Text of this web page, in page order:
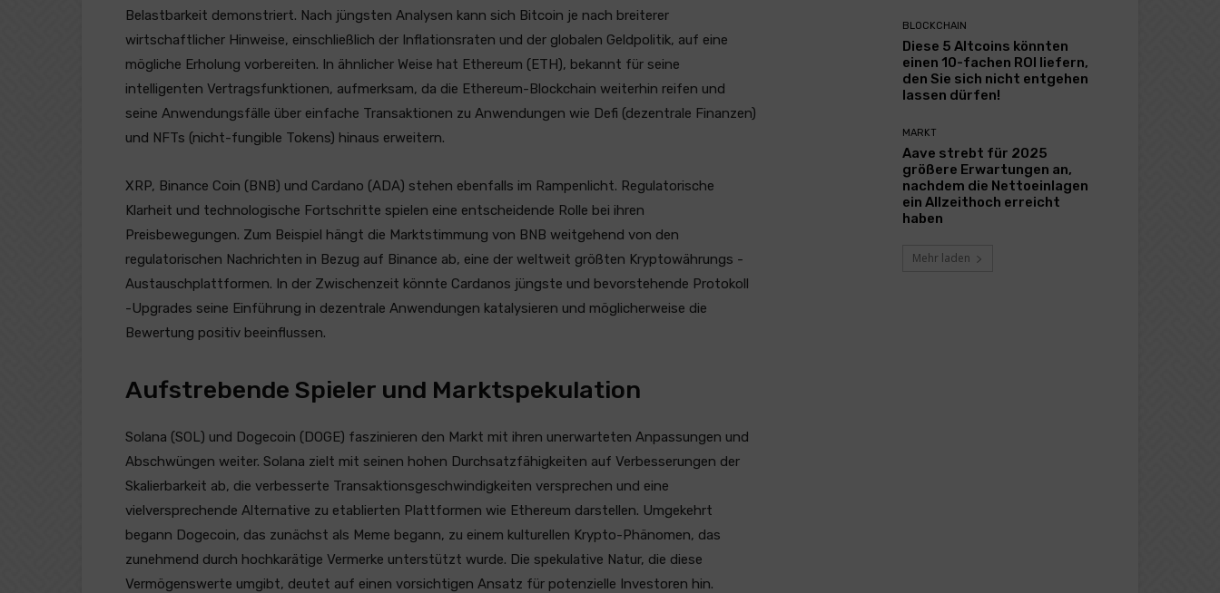
Belastbarkeit demonstriert. Nach jüngsten Analysen kann sich Bitcoin je nach breiterer
wirtschaftlicher Hinweise, einschließlich der Inflationsraten und der globalen Geldpolitik, auf eine
mögliche Erholung vorbereiten. In ähnlicher Weise hat Ethereum (ETH), bekannt für seine
intelligenten Vertragsfunktionen, aufmerksam, da die Ethereum-Blockchain weiterhin reifen und
seine Anwendungsfälle über einfache Transaktionen zu Anwendungen wie Defi (dezentrale Finanzen)
und NFTs (nicht-fungible Tokens) hinaus erweitern.
XRP, Binance Coin (BNB) und Cardano (ADA) stehen ebenfalls im Rampenlicht. Regulatorische
Klarheit und technologische Fortschritte spielen eine entscheidende Rolle bei ihren
Preisbewegungen. Zum Beispiel hängt die Marktstimmung von BNB weitgehend von den
regulatorischen Nachrichten in Bezug auf Binance ab, eine der weltweit größten Kryptowährungs -
Austauschplattformen. In der Zwischenzeit könnte Cardanos jüngste und bevorstehende Protokoll
-Upgrades seine Einführung in dezentrale Anwendungen katalysieren und möglicherweise die
Bewertung positiv beeinflussen.
Aufstrebende Spieler und Marktspekulation
Solana (SOL) und Dogecoin (DOGE) faszinieren den Markt mit ihren unerwarteten Anpassungen und
Abschwüngen weiter. Solana zielt mit seinen hohen Durchsatzfähigkeiten auf Verbesserungen der
Skalierbarkeit ab, die verbesserte Transaktionsgeschwindigkeiten versprechen und eine
vielversprechende Alternative zu etablierten Plattformen wie Ethereum darstellen. Umgekehrt
begann Dogecoin, das zunächst als Meme begann, zu einem kulturellen Krypto-Phänomen, das
zunehmend durch hochkarätige Vermerke unterstützt wurde. Die spekulative Natur, die diese
Vermögenswerte umgibt, deutet auf einen vorsichtigen Ansatz für potenzielle Investoren hin.
BLOCKCHAIN
Diese 5 Altcoins könnten
einen 10-fachen ROI liefern,
den Sie sich nicht entgehen
lassen dürfen!
MARKT
Aave strebt für 2025
größere Erwartungen an,
nachdem die Nettoeinlagen
ein Allzeithoch erreicht
haben
Mehr laden